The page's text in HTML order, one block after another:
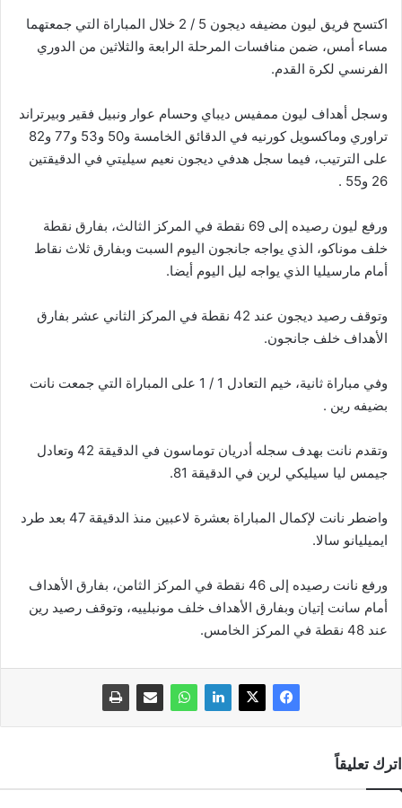
اكتسح فريق ليون مضيفه ديجون 5 / 2 خلال المباراة التي جمعتهما
مساء أمس، ضمن منافسات المرحلة الرابعة والثلاثين من الدوري
الفرنسي لكرة القدم.
وسجل أهداف ليون ممفيس ديباي وحسام عوار ونبيل فقير وبيرتراند
تراوري وماكسويل كورنيه في الدقائق الخامسة و50 و53 و77 و82
على الترتيب، فيما سجل هدفي ديجون نعيم سيليتي في الدقيقتين
26 و55 .
ورفع ليون رصيده إلى 69 نقطة في المركز الثالث، بفارق نقطة
خلف موناكو، الذي يواجه جانجون اليوم السبت وبفارق ثلاث نقاط
أمام مارسيليا الذي يواجه ليل اليوم أيضا.
وتوقف رصيد ديجون عند 42 نقطة في المركز الثاني عشر بفارق
الأهداف خلف جانجون.
وفي مباراة ثانية، خيم التعادل 1 / 1 على المباراة التي جمعت نانت
بضيفه رين .
وتقدم نانت بهدف سجله أدريان توماسون في الدقيقة 42 وتعادل
جيمس ليا سيليكي لرين في الدقيقة 81.
واضطر نانت لإكمال المباراة بعشرة لاعبين منذ الدقيقة 47 بعد طرد
ايميليانو سالا.
ورفع نانت رصيده إلى 46 نقطة في المركز الثامن، بفارق الأهداف
أمام سانت إتيان وبفارق الأهداف خلف مونبلييه، وتوقف رصيد رين
عند 48 نقطة في المركز الخامس.
اترك تعليقاً